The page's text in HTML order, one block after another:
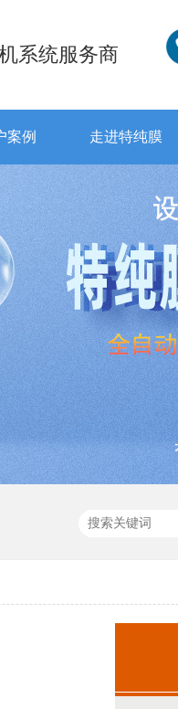
系统服务商
案例 走进特纯膜